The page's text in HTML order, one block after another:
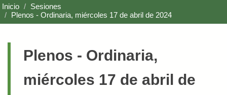
Inicio
Sesiones
Plenos - Ordinaria, miércoles 17 de abril de 2024
Plenos - Ordinaria,
miércoles 17 de abril de